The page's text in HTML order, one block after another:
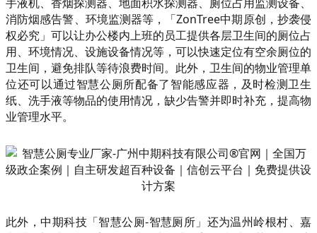
消防烟感告警、环境监测器等，「ZonTree中期原创，抄袭侵
权必究」可以让办公楼内上班的员工提供各层卫生间的厕位占
用、环境情况、设施设备情况等，可以快速定位有空余厕位的
卫生间，避免排队等待浪费时间。此外，卫生间的物业管理单
位还可以通过智慧公厕所配备了智能感应器，及时检测卫生
纸、洗手液等物品的使用情况，缺少告警并即时补充，提高物
业管理水平。
此外，中期科技「智慧公厕-智慧厕所」还为温州岭根村、嘉